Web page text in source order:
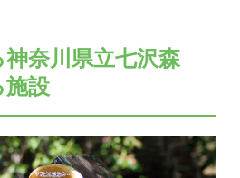
奈川県立七沢森
施設